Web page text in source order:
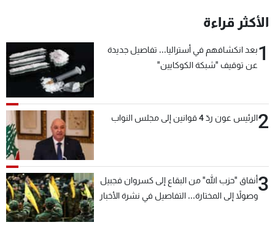
الأكثر قراءة
1بعد انكشافهم في أستراليا... تفاصيل جديدة
عن توقيف "شبكة الكوكايين"
2الرئيس عون ردّ 4 قوانين إلى مجلس النواب
3أنفاق "حزب الله" من البقاع إلى كسروان فجبيل
وصولاً إلى المختارة... التفاصيل في نشرة الأخبار
شاهد البرامج
الترددات
عن MTV
شروط الإسـتخدام
سياسة الخصوصية